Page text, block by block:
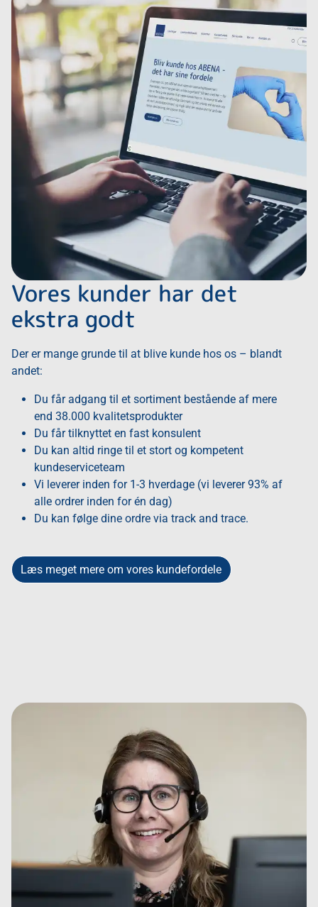
Vores kunder har det
ekstra godt
Der er mange grunde til at blive kunde hos os – blandt
andet:
Du får adgang til et sortiment bestående af mere
end 38.000 kvalitetsprodukter
Du får tilknyttet en fast konsulent
Du kan altid ringe til et stort og kompetent
kundeserviceteam
Vi leverer inden for 1-3 hverdage (vi leverer 93% af
alle ordrer inden for én dag)
Du kan følge dine ordre via track and trace.
Læs meget mere om vores kundefordele